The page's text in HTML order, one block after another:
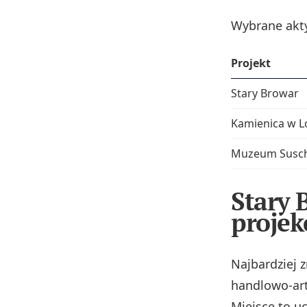
Wybrane
Projekt
Stary Browar
Kamienica w
Muzeum
Stary
Najbardziej